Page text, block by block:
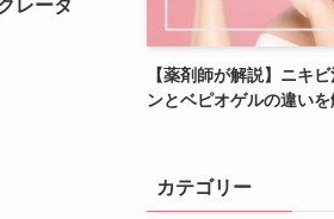
レータ
【薬剤師が解説】ニキ
ンとベピオゲルの違いを
カテゴリー